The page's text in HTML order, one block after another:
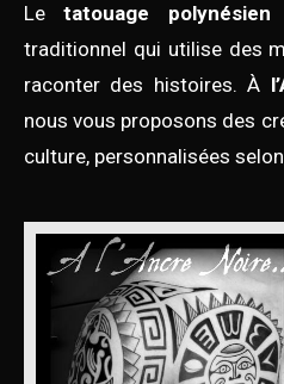
Letatouage
traditionnel qui utilise des
raconter des histoires. À
nous vous proposons des
culture, personnalisées